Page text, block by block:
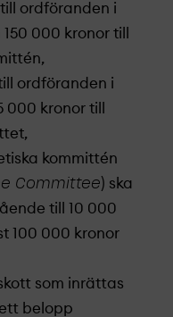
ordföranden i
000 kronor till
ordföranden i
kronor till
kommittén
Committee) ska
till 10 000
100 000 kronor
som inrättas
belopp